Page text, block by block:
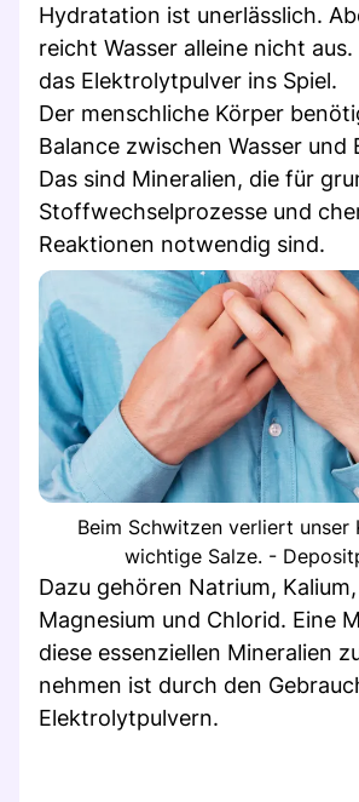
Hydratation ist unerlässlich.
reicht Wasser alleine nicht
das Elektrolytpulver ins Spiel.
Der menschliche Körper
Balance zwischen Wasser und
Das sind Mineralien, die für
Stoffwechselprozesse und
Reaktionen notwendig sind.
Beim Schwitzen verliert unser
wichtige Salze. -
Dazu gehören Natrium,
Magnesium und Chlorid. Eine
diese essenziellen Mineralien
nehmen ist durch den
Elektrolytpulvern.